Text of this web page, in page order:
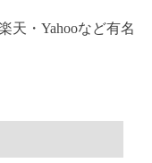
天・Yahooなど有名